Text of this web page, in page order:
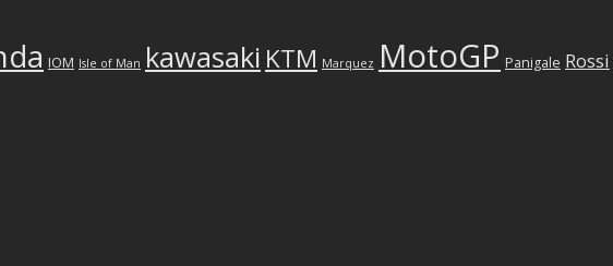
IOM Isle of Man kawasaki KTM Marquez MotoGP Panigale Rossi